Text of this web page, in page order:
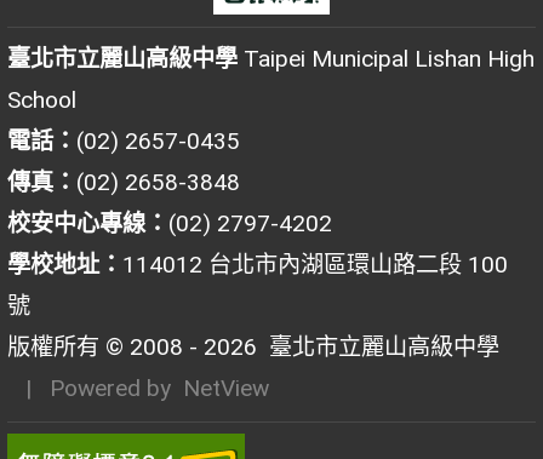
臺北市立麗山高級中學 Taipei Municipal Lishan High
School
電話： (02) 2657-0435
傳真： (02) 2658-3848
校安中心專線： (02) 2797-4202
學校地址： 114012 台北市內湖區環山路二段 100
號
版權所有 © 2008 - 2026 臺北市立麗山高級中學
| Powered by NetView